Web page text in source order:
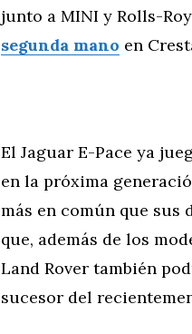
junto a MINI y Rolls-
segunda mano en
El Jaguar E-Pace ya
en la próxima
más en común que sus
que, además de los
Land Rover también
sucesor del